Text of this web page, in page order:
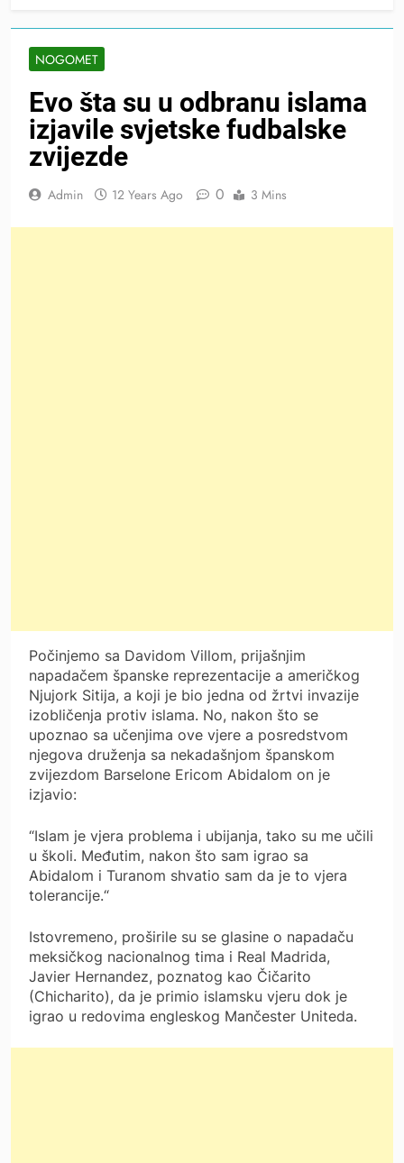
NOGOMET
Evo šta su u odbranu islama
izjavile svjetske fudbalske
zvijezde
Admin 12 Years Ago 0 3 Mins
Počinjemo sa Davidom Villom, prijašnjim
napadačem španske reprezentacije a američkog
Njujork Sitija, a koji je bio jedna od žrtvi invazije
izobličenja protiv islama. No, nakon što se
upoznao sa učenjima ove vjere a posredstvom
njegova druženja sa nekadašnjom španskom
zvijezdom Barselone Ericom Abidalom on je
izjavio:
“Islam je vjera problema i ubijanja, tako su me učili
u školi. Međutim, nakon što sam igrao sa
Abidalom i Turanom shvatio sam da je to vjera
tolerancije.“
Istovremeno, proširile su se glasine o napadaču
meksičkog nacionalnog tima i Real Madrida,
Javier Hernandez, poznatog kao Čičarito
(Chicharito), da je primio islamsku vjeru dok je
igrao u redovima engleskog Mančester Uniteda.